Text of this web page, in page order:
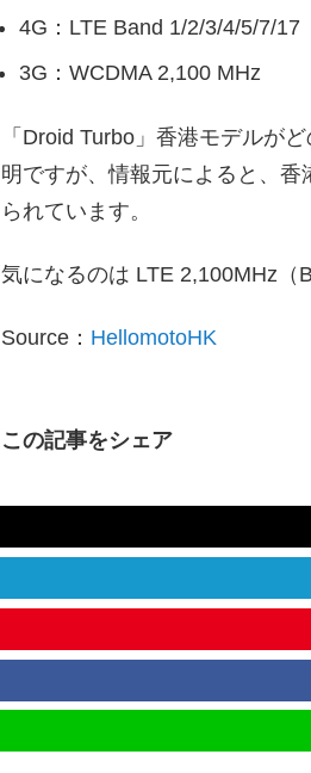
4G：LTE Band 1/2/3/4/5/7/17
3G：WCDMA 2,100 MHz
「Droid Turbo」香港モデルが
明ですが、情報元によると、香
られています。
気になるのは LTE 2,100MHz（
Source： HellomotoHK
この記事をシェア